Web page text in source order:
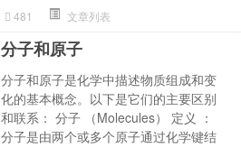
481 文章列表
分子和原子
分子和原子是化学中描述物质组成和变
化的基本概念。以下是它们的主要区别
和联系： 分子 （Molecules） 定义 ：
分子是由两个或多个原子通过化学键结